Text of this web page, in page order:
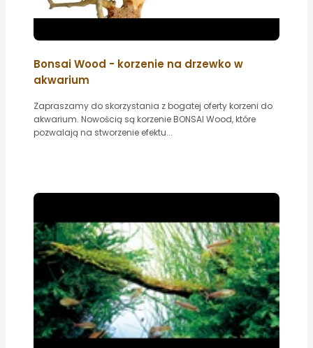
Bonsai Wood - korzenie na drzewko w
akwarium
Zapraszamy do skorzystania z bogatej oferty korzeni do
akwarium. Nowością są korzenie BONSAI Wood, które
pozwalają na stworzenie efektu...